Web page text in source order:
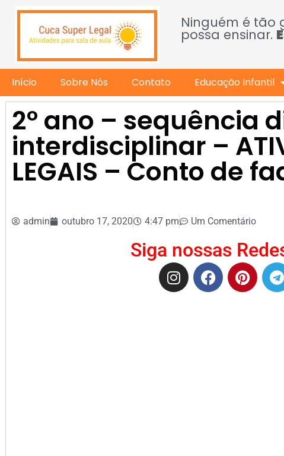
Ninguém é tão
possa ensinar.
Início Sobre Nós Contato Educação Infantil
2º ano – sequência
interdisciplinar –
LEGAIS – Conto de
admin outubro 17, 2020 4:47 pm Um Comentário
Siga nossas